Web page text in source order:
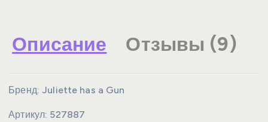
Описание Отзывы (9)
Бренд: Juliette has a Gun
Артикул: 527887